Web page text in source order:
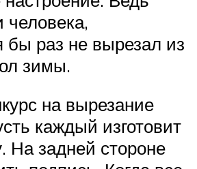
человека,
бы раз не вырезал из
зимы.
на вырезание
каждый изготовит
На задней стороне